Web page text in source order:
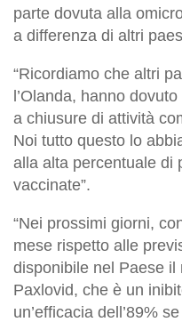
parte dovuta alla
a differenza di altri
“Ricordiamo che altri
l’Olanda, hanno
a chiusure di attività
Noi tutto questo lo
alla alta percentuale di
vaccinate”.
“Nei prossimi giorni,
mese rispetto alle
disponibile nel Paese
Paxlovid, che è un
un’efficacia dell’89%